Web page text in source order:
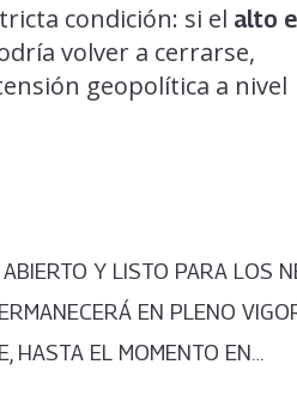
condición: si el alto
volver a cerrarse,
geopolítica a nivel
Y LISTO PARA LOS
EN PLENO
HASTA EL MOMENTO EN…